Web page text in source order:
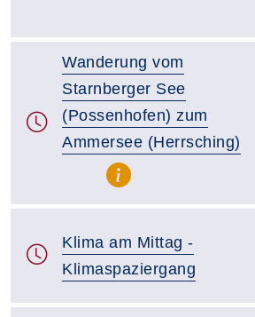
Wanderung vom
Starnberger See
(Possenhofen) zum
Ammersee (Herrsching)
Klima am Mittag -
Klimaspaziergang